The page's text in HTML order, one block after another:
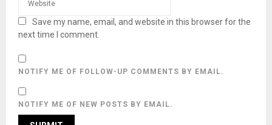
Save my name, email, and website in this browser for the
next time I comment.
NOTIFY ME OF FOLLOW-UP COMMENTS BY EMAIL.
NOTIFY ME OF NEW POSTS BY EMAIL.